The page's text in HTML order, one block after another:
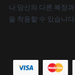
나 당신의 다른 복장
을 착용할 수 있습니다.